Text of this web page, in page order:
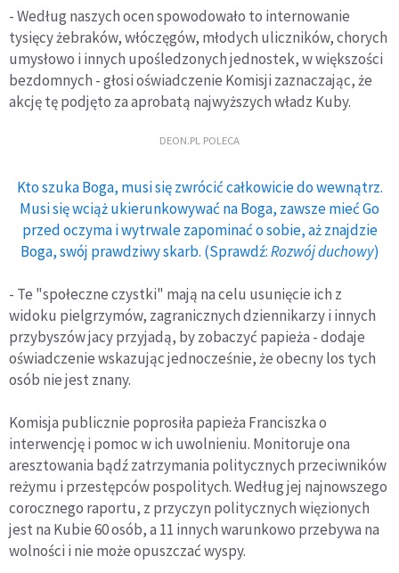
- Według naszych ocen spowodowało to internowanie
tysięcy żebraków, włóczęgów, młodych uliczników, chorych
umysłowo i innych upośledzonych jednostek, w większości
bezdomnych - głosi oświadczenie Komisji zaznaczając, że
akcję tę podjęto za aprobatą najwyższych władz Kuby.
DEON.PL POLECA
Kto szuka Boga, musi się zwrócić całkowicie do wewnątrz.
Musi się wciąż ukierunkowywać na Boga, zawsze mieć Go
przed oczyma i wytrwale zapominać o sobie, aż znajdzie
Boga, swój prawdziwy skarb. (Sprawdź:Rozwój duchowy)
- Te "społeczne czystki" mają na celu usunięcie ich z
widoku pielgrzymów, zagranicznych dziennikarzy i innych
przybyszów jacy przyjadą, by zobaczyć papieża - dodaje
oświadczenie wskazując jednocześnie, że obecny los tych
osób nie jest znany.
Komisja publicznie poprosiła papieża Franciszka o
interwencję i pomoc w ich uwolnieniu. Monitoruje ona
aresztowania bądź zatrzymania politycznych przeciwników
reżymu i przestępców pospolitych. Według jej najnowszego
corocznego raportu, z przyczyn politycznych więzionych
jest na Kubie 60 osób, a 11 innych warunkowo przebywa na
wolności i nie może opuszczać wyspy.